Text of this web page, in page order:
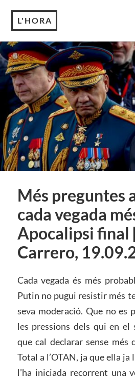
L'HORA
Més preguntes
cada vegada
Apocalipsi final
Carrero,
Cada vegada és més
Putin no pugui resistir més
seva moderació. Que no es
les pressions dels qui en el
que cal declarar sense més
Total a l’OTAN, ja que ella ja
l’ha iniciada recorrent una